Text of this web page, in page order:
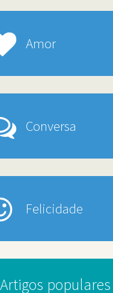
Amor
Conversa
Felicidade
populares